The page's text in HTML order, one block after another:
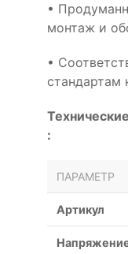
•
монтаж и
•
стандартам
:
ПАРАМЕТР
Артикул